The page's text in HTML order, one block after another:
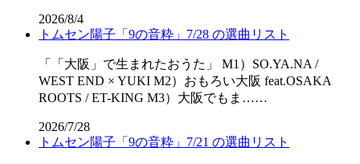
2026/8/4
トムセン陽子「9の音粋」7/28 の選曲リスト
「「⼤阪」で⽣まれたおうた」 M1）SO.YA.NA /
WEST END × YUKI M2）おもろい大阪 feat.OSAKA
ROOTS / ET-KING M3）大阪でもま……
2026/7/28
トムセン陽子「9の音粋」7/21 の選曲リスト